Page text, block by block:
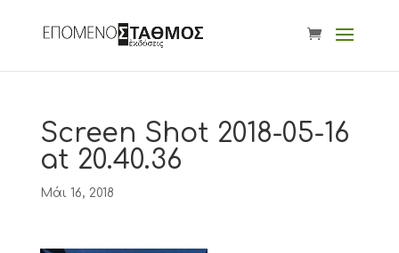
Screen Shot 2018-05-16
at 20.40.36
Μάι 16, 2018